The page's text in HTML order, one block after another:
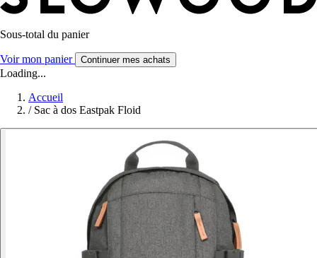
Sous-total du panier
Voir mon panier Continuer mes achats
Loading...
Accueil
/ Sac à dos Eastpak Floid